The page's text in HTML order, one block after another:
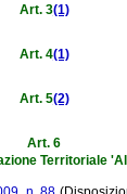
Art. 3(1)
Art. 4(1)
Art. 5(2)
Art. 6
Territoriale